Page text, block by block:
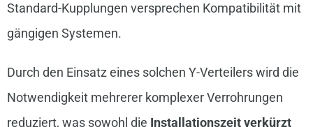
Standard-Kupplungen versprechen Kompatibilität mit
gängigen Systemen.
Durch den Einsatz eines solchen Y-Verteilers wird die
Notwendigkeit mehrerer komplexer Verrohrungen
reduziert, was sowohl die Installationszeit verkürzt